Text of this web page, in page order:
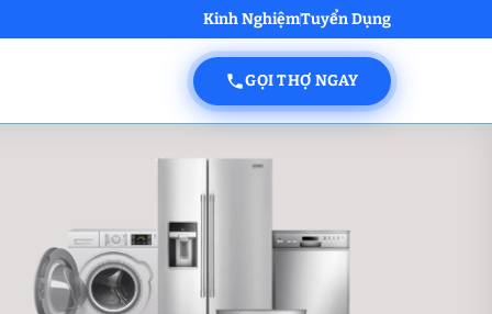
Kinh NghiệmTuyển Dụng
GỌI THỢ NGAY